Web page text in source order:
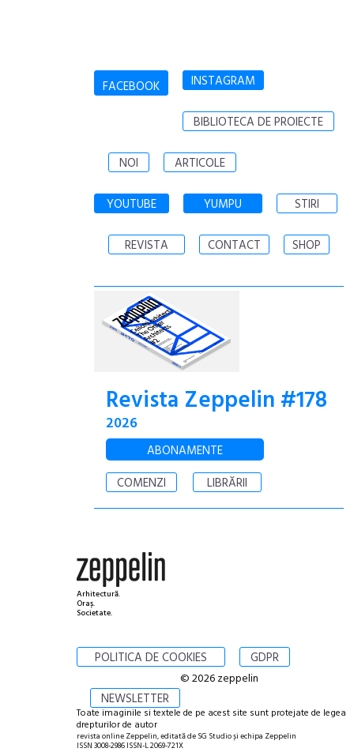
FACEBOOK INSTAGRAM
BIBLIOTECA DE PROIECTE
NOI ARTICOLE
YOUTUBE YUMPU STIRI
REVISTA CONTACT SHOP
Revista Zeppelin #178
2026
ABONAMENTE
COMENZI
LIBRĂRII
Arhitectură.
Oraș.
Societate.
POLITICA DE COOKIES GDPR
NEWSLETTER
© 2026 zeppelin
Toate imaginile si textele de pe acest site sunt protejate de legea
drepturilor de autor
revista online Zeppelin, editată de SG Studio și echipa Zeppelin
ISSN 3008-2986 ISSN-L 2069-721X